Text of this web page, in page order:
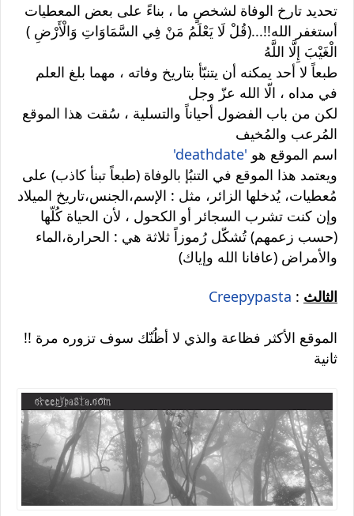
تحديد تارخ الوفاة لشخصٍ ما ، بناءً على بعض المعطيات
( أستغفر الله!!...(قُلْ لَا يَعْلَمُ مَنْ فِي السَّمَاوَاتِ وَالْأَرْضِ
الْغَيْبَ إِلَّا اللَّهُ
طبعاً لا أحد يمكنه أن يتنبّأ بتاريخ وفاته ، مهما بلغ العلم
في مداه ، الّا الله عزّ وجل
لكن من باب الفضول أحياناً والتسلية ، سُقت هذا الموقع
المُرعب والمُخيف
'deathdate' اسم الموقع هو
ويعتمد هذا الموقع في التنبُإ بالوفاة (طبعاً تبنأ كاذب) على
مُعطيات، يُدخلها الزائر، مثل : الإسم،الجنس،تاريخ الميلاد
وإن كنت تشرب السجائر أو الكحول ، لأن الحياة كُلّها
(حسب زعمهم) تُشكّل رُموزاً ثلاثة هي : الحرارة،الماء
(والأمراض (عافانا الله وإياك
Creepypasta : الثالث
!! الموقع الأكثر فظاعة والذي لا أظُنّك سوف تزوره مرة
ثانية